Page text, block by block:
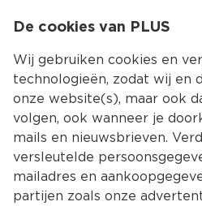
De cookies van PLUS
Wij gebruiken cookies en
technologieën, zodat wij en
onze website(s), maar ook
volgen, ook wanneer je
mails en nieuwsbrieven.
versleutelde
mailadres en
partijen zoals onze